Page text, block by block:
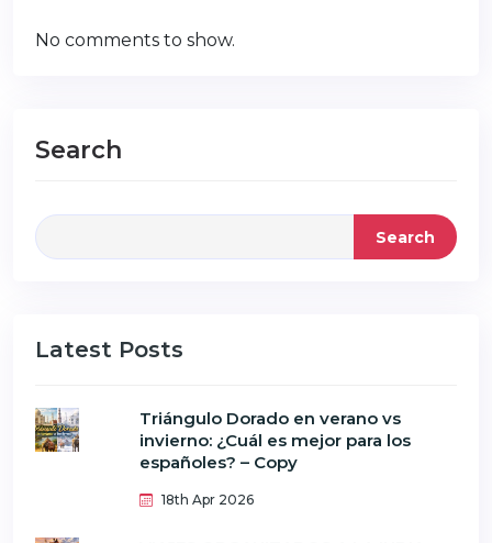
No comments to show.
Search
Search
Latest Posts
Triángulo Dorado en verano vs
invierno: ¿Cuál es mejor para los
españoles? – Copy
18th Apr 2026